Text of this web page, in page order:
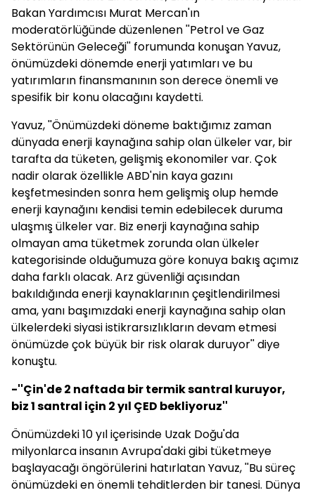
Bakan Yardımcısı Murat Mercan'ın
moderatörlüğünde düzenlenen ''Petrol ve Gaz
Sektörünün Geleceği'' forumunda konuşan Yavuz,
önümüzdeki dönemde enerji yatımları ve bu
yatırımların finansmanının son derece önemli ve
spesifik bir konu olacağını kaydetti.
Yavuz, ''Önümüzdeki döneme baktığımız zaman
dünyada enerji kaynağına sahip olan ülkeler var, bir
tarafta da tüketen, gelişmiş ekonomiler var. Çok
nadir olarak özellikle ABD'nin kaya gazını
keşfetmesinden sonra hem gelişmiş olup hemde
enerji kaynağını kendisi temin edebilecek duruma
ulaşmış ülkeler var. Biz enerji kaynağına sahip
olmayan ama tüketmek zorunda olan ülkeler
kategorisinde olduğumuza göre konuya bakış açımız
daha farklı olacak. Arz güvenliği açısından
bakıldığında enerji kaynaklarının çeşitlendirilmesi
ama, yanı başımızdaki enerji kaynağına sahip olan
ülkelerdeki siyasi istikrarsızlıkların devam etmesi
önümüzde çok büyük bir risk olarak duruyor'' diye
konuştu.
-''Çin'de 2 naftada bir termik santral kuruyor,
biz 1 santral için 2 yıl ÇED bekliyoruz''
Önümüzdeki 10 yıl içerisinde Uzak Doğu'da
milyonlarca insanın Avrupa'daki gibi tüketmeye
başlayacağı öngörülerini hatırlatan Yavuz, ''Bu süreç
önümüzdeki en önemli tehditlerden bir tanesi. Dünya